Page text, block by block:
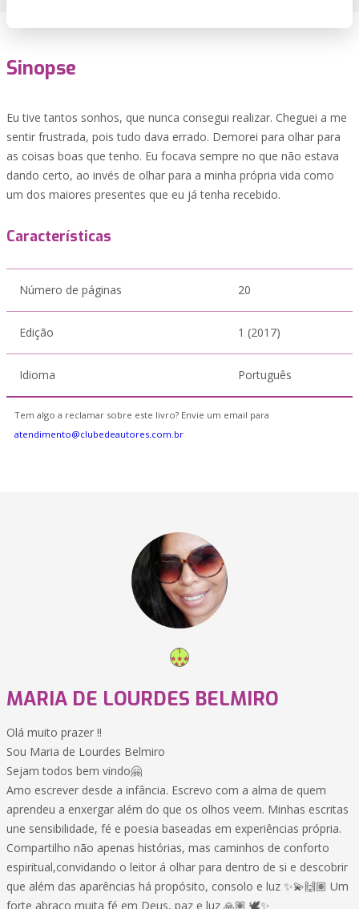
Sinopse
Eu tive tantos sonhos, que nunca consegui realizar. Cheguei a me
sentir frustrada, pois tudo dava errado. Demorei para olhar para
as coisas boas que tenho. Eu focava sempre no que não estava
dando certo, ao invés de olhar para a minha própria vida como
um dos maiores presentes que eu já tenha recebido.
Características
Número de páginas 20
Edição 1 (2017)
Idioma Português
Tem algo a reclamar sobre este livro? Envie um email para
atendimento@clubedeautores.com.br
MARIA DE LOURDES BELMIRO
Olá muito prazer !!
Sou Maria de Lourdes Belmiro
Sejam todos bem vindo🤗
Amo escrever desde a infância. Escrevo com a alma de quem
aprendeu a enxergar além do que os olhos veem. Minhas escritas
une sensibilidade, fé e poesia baseadas em experiências própria.
Compartilho não apenas histórias, mas caminhos de conforto
espiritual,convidando o leitor á olhar para dentro de si e descobrir
que além das aparências há propósito, consolo e luz ✨💫🙌🏽 Um
forte abraço muita fé em Deus, paz e luz 🙏🏽 🕊️✨